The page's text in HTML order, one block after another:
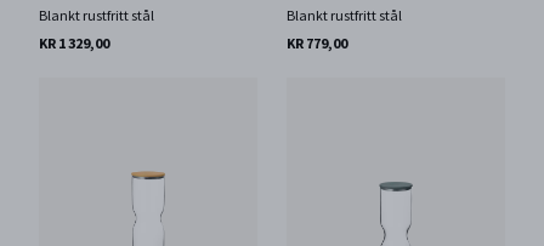
Blankt rustfritt stål
KR 1 329,00
Blankt rustfritt stål
KR 779,00